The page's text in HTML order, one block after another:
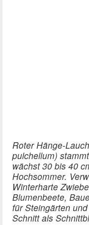
Roter Hänge-
pulchellum)
wächst 30 bis 40
Hochsommer.
Winterharte
Blumenbeete,
für Steingärten
Schnitt als